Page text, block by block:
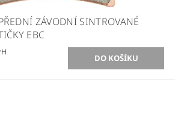
ZÁVODNÍ SINTROVANÉ
EBC